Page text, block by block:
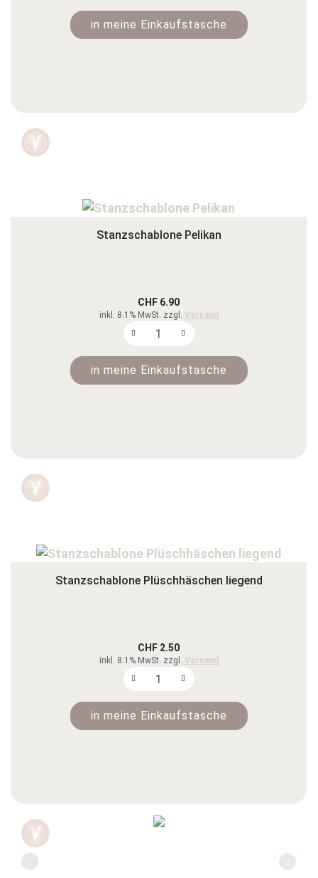
in meine Einkaufstasche
Stanzschablone Pelikan
CHF 6.90
inkl. 8.1% MwSt. zzgl. Versand
in meine Einkaufstasche
Stanzschablone Plüschhäschen liegend
CHF 2.50
inkl. 8.1% MwSt. zzgl. Versand
in meine Einkaufstasche